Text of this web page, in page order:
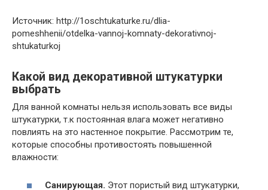
Источник: http://1oschtukaturke.ru/dlia-
pomeshhenii/otdelka-vannoj-komnaty-dekorativnoj-
shtukaturkoj
Какой вид декоративной штукатурки
выбрать
Для ванной комнаты нельзя использовать все виды
штукатурки, т.к постоянная влага может негативно
повлиять на это настенное покрытие. Рассмотрим те,
которые способны противостоять повышенной
влажности:
Санирующая. Этот пористый вид штукатурки,